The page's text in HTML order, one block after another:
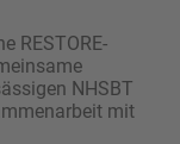
RESTORE-
NHSBT
mit